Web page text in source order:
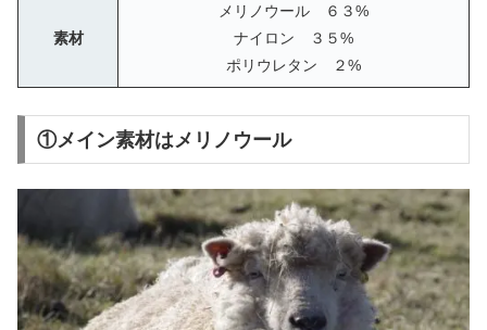
素材
メリノウール ６３%
ナイロン ３５%
ポリウレタン ２%
①メイン素材はメリノウール